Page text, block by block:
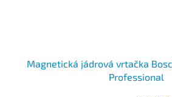
Magnetická jádrová vrtačka
Professional